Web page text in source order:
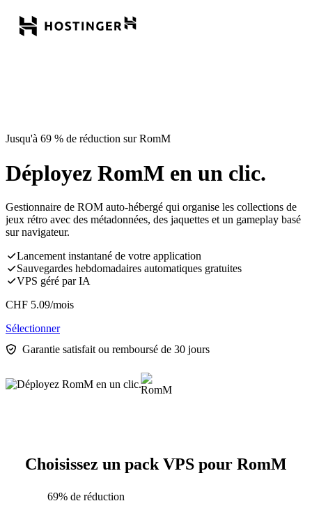
Jusqu'à 69 % de réduction sur RomM
Déployez RomM en un clic.
Gestionnaire de ROM auto-hébergé qui organise les collections de
jeux rétro avec des métadonnées, des jaquettes et un gameplay basé
sur navigateur.
Lancement instantané de votre application
Sauvegardes hebdomadaires automatiques gratuites
VPS géré par IA
CHF 5.09/mois
Sélectionner
Garantie satisfait ou remboursé de 30 jours
Choisissez un pack VPS pour RomM
69% de réduction